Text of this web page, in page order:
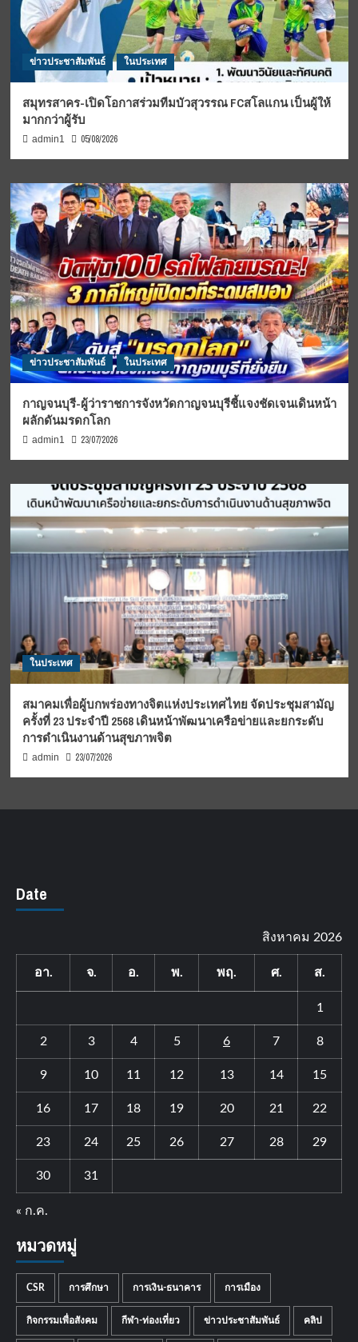
ข่าวประชาสัมพันธ์ ในประเทศ
สมุทรสาคร-เปิดโอกาสร่วมทีมบัวสุวรรณ FCสโลแกน เป็นผู้ให้
มากกว่าผู้รับ
admin1 05/08/2026
ข่าวประชาสัมพันธ์ ในประเทศ
กาญจนบุรี-ผู้ว่าราชการจังหวัดกาญจนบุรีชี้แจงชัดเจนเดินหน้า
ผลักดันมรดกโลก
admin1 23/07/2026
ในประเทศ
สมาคมเพื่อผู้บกพร่องทางจิตแห่งประเทศไทย จัดประชุมสามัญ
ครั้งที่ 23 ประจำปี 2568 เดินหน้าพัฒนาเครือข่ายและยกระดับ
การดำเนินงานด้านสุขภาพจิต
admin 23/07/2026
Date
สิงหาคม 2026
อา. จ. อ. พ. พฤ. ศ. ส.
1
2 3 4 5 6 7 8
9 10 11 12 13 14 15
16 17 18 19 20 21 22
23 24 25 26 27 28 29
30 31
« ก.ค.
หมวดหมู่
CSR การศึกษา การเงิน-ธนาคาร การเมือง
กิจกรรมเพื่อสังคม กีฬา-ท่องเที่ยว ข่าวประชาสัมพันธ์ คลิป